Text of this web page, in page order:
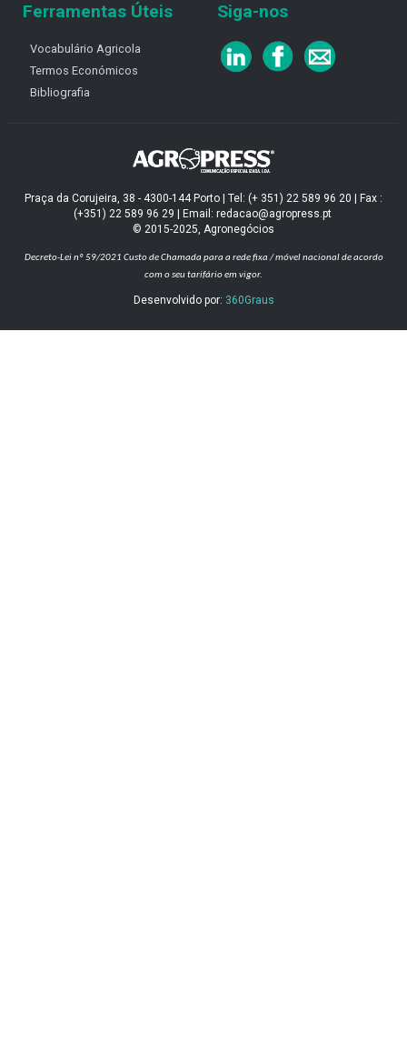
Ferramentas Úteis
Vocabulário Agricola
Termos Económicos
Bibliografia
Siga-nos
Praça da Corujeira, 38 - 4300-144 Porto | Tel: (+ 351) 22 589 96 20 | Fax :
(+351) 22 589 96 29 | Email: redacao@agropress.pt
© 2015-2025, Agronegócios
Decreto-Lei nº 59/2021 Custo de Chamada para a rede fixa / móvel nacional de acordo
com o seu tarifário em vigor.
Desenvolvido por: 360Graus